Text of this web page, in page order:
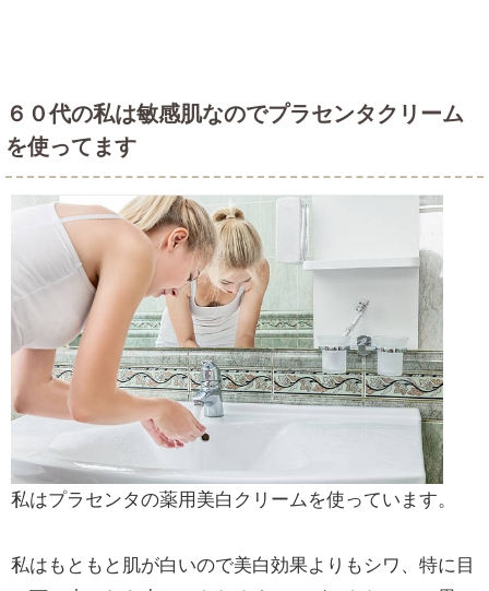
６０代の私は敏感肌なのでプラセンタクリーム
を使ってます
私はプラセンタの薬用美白クリームを使っています。
私はもともと肌が白いので美白効果よりもシワ、特に目